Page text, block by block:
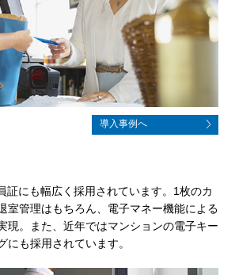
導入事例へ
証にも幅広く採用されています。1枚のカ
室管理はもちろん、電子マネー機能による
現。また、近年ではマンションの電子キー
にも採用されています。